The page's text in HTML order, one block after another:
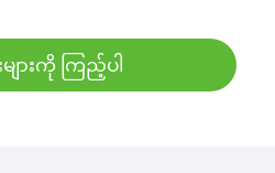
ျားကို ကြည့်ပါ